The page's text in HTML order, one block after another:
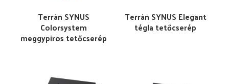
Terrán SYNUS
Colorsystem
meggypiros tetőcserép
Terrán SYNUS Elegant
tégla tetőcserép